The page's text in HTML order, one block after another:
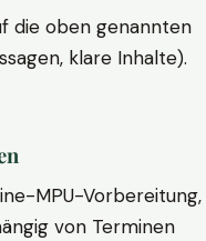
die oben genannten
klare Inhalte).
MPU-Vorbereitung,
von Terminen